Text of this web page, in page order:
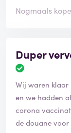
Nogmaals
Duper
Wij waren klaar
en we hadden
corona
de douane